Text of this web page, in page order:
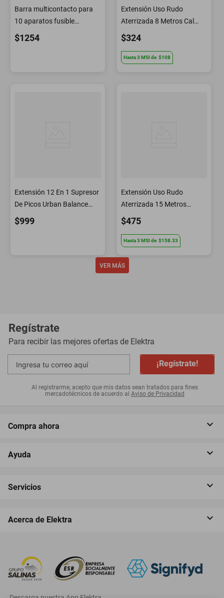
Barra multicontacto para
10 aparatos fusible
independiente
$1254
Extensión Uso Rudo
Aterrizada 8 Metros Cal
3x16 Awg 48058 Volteck
$324
Hasta3 MSIde $108
Extensión 12 En 1 Supresor
De Picos Urban Balance
Con Cable Antiflama
$999
Extensión Uso Rudo
Aterrizada 15 Metros
Calibre 16 Volteck
$475
Hasta3 MSI de $158.33
Regístrate
Para recibir las mejores ofertas de Elektra
¡Regístrate!
Al registrarme, acepto que mis datos sean tratados para fines
mercadotécnicos de acuerdo al Aviso de Privacidad
Compra ahora
Ayuda
Servicios
Acerca de Elektra